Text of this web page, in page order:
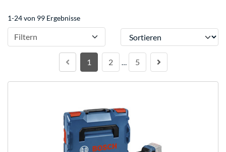
1-24 von 99 Ergebnisse
Filtern Sortieren
1 2 … 5